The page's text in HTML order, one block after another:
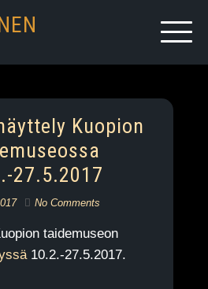
Kuopion
27.5.2017
No Comments
taidemuseon
10.2.-27.5.2017.